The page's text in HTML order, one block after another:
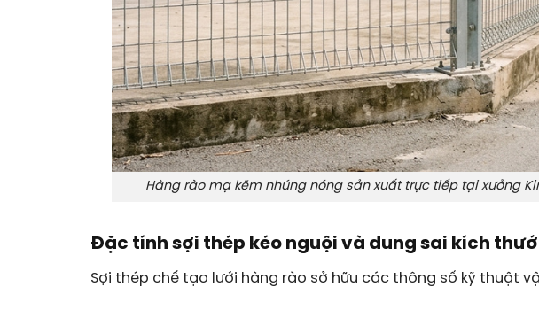
Hàng rào mạ kẽm nhúng nóng sản xuất trực tiếp tại xưởng
Đặc tính sợi thép kéo nguội và dung sai kích
Sợi thép chế tạo lưới hàng rào sở hữu các thông số kỹ thuật